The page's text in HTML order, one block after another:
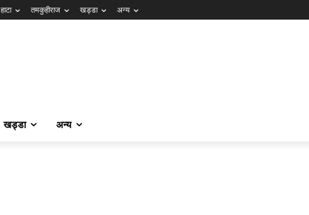
हाटा तमकुहीराज खड्डा अन्य
खड्डा अन्य